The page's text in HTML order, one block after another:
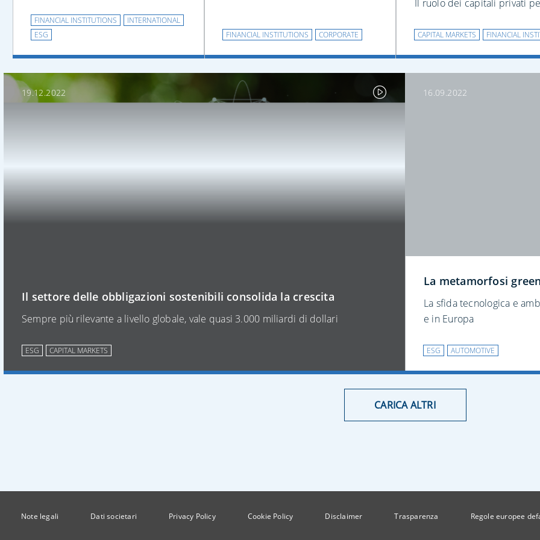
FINANCIAL INSTITUTIONS
INTERNATIONAL
ESG
FINANCIAL INSTITUTIONS CORPORATE
Il ruolo dei capitali privati
CAPITAL MARKETS FINANCIAL
19.12.2022
Il settore delle obbligazioni sostenibili consolida la crescita
Sempre più rilevante a livello globale, vale quasi 3.000 miliardi di dollari
ESG CAPITAL MARKETS
16.09.2022
La metamorfosi
La sfida tecnologica e
e in Europa
ESG AUTOMOTIVE
CARICA ALTRI
Note legali Dati societari Privacy Policy Cookie Policy Disclaimer Trasparenza Regole europee